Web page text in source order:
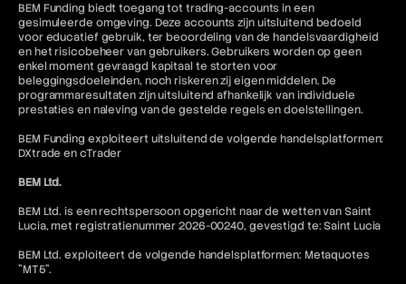
BEM Funding biedt toegang tot trading-accounts in een
gesimuleerde omgeving. Deze accounts zijn uitsluitend bedoeld
voor educatief gebruik, ter beoordeling van de handelsvaardigheid
en het risicobeheer van gebruikers. Gebruikers worden op geen
enkel moment gevraagd kapitaal te storten voor
beleggingsdoeleinden, noch riskeren zij eigen middelen. De
programmaresultaten zijn uitsluitend afhankelijk van individuele
prestaties en naleving van de gestelde regels en doelstellingen.
BEM Funding exploiteert uitsluitend de volgende handelsplatformen:
DXtrade en cTrader
BEM Ltd.
BEM Ltd. is een rechtspersoon opgericht naar de wetten van Saint
Lucia, met registratienummer 2026-00240, gevestigd te: Saint Lucia
BEM Ltd. exploiteert de volgende handelsplatformen: Metaquotes
"MT5".